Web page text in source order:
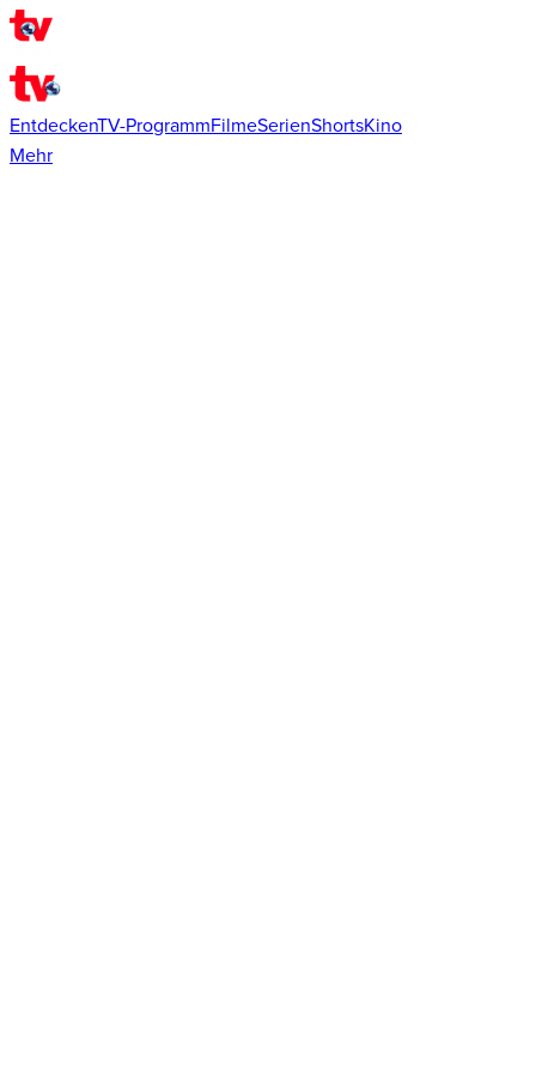
EntdeckenTV-ProgrammFilmeSerienShortsKino
Mehr